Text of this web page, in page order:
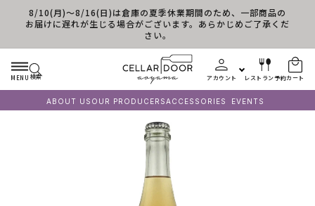
コンテンツに進む
8/10(月)～8/16(日)は倉庫の夏季休業期間のため、一部商品の
お届けに遅れが生じる場合がございます。あらかじめご了承くだ
さい。
MENU 検索 アカウント レストラン予約カート
ABOUT US OUR PRODUCERSACCESSORIES EVENTS